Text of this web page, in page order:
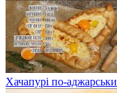
Хачапурі по-аджарськи